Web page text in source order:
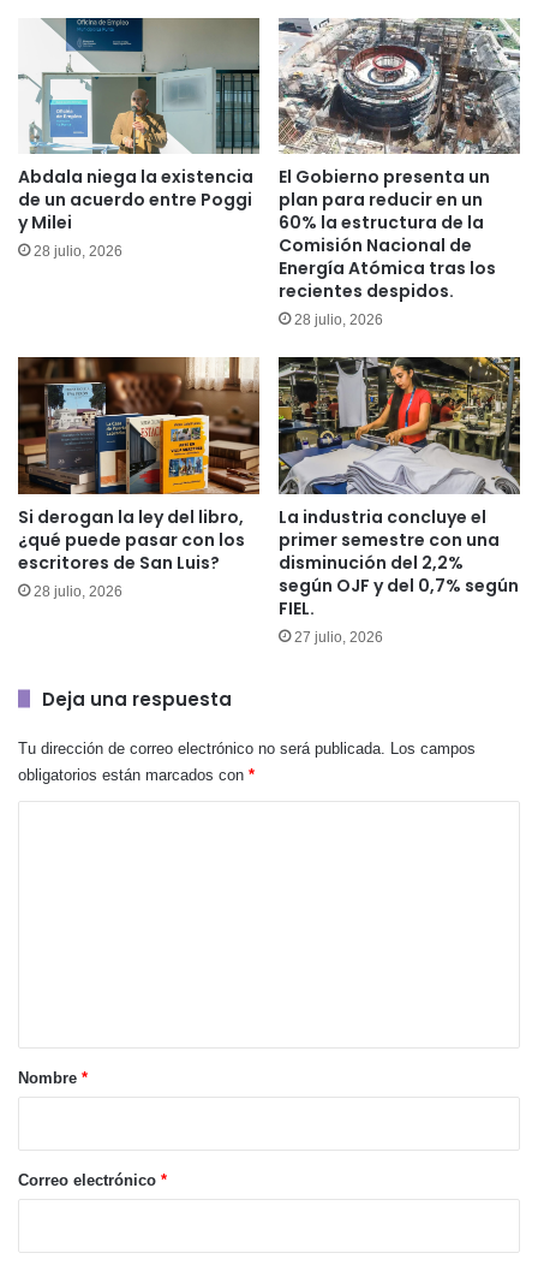
Abdala niega la existencia
de un acuerdo entre Poggi
y Milei
28 julio, 2026
El Gobierno presenta un
plan para reducir en un
60% la estructura de la
Comisión Nacional de
Energía Atómica tras los
recientes despidos.
28 julio, 2026
Si derogan la ley del libro,
¿qué puede pasar con los
escritores de San Luis?
28 julio, 2026
La industria concluye el
primer semestre con una
disminución del 2,2%
según OJF y del 0,7% según
FIEL.
27 julio, 2026
Deja una respuesta
Tu dirección de correo electrónico no será publicada. Los campos
obligatorios están marcados con *
r
*
Nombre *
Correo electrónico *